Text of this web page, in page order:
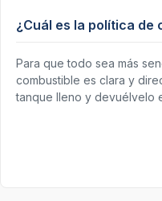
¿Cuál es la política de
Para que todo sea más
combustible es clara y
tanque lleno y devuélvelo